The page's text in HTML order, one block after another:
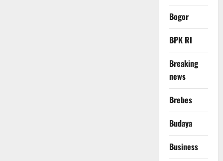
Bogor
BPK RI
Breaking
news
Brebes
Budaya
Business